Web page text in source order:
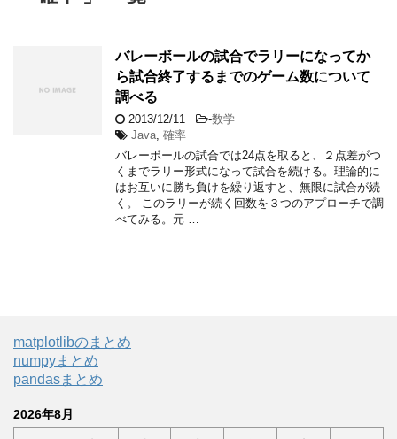
バレーボールの試合でラリーになってか
ら試合終了するまでのゲーム数について
調べる
2013/12/11 -数学
Java 確率
バレーボールの試合では24点を取ると、２点差がつ
くまでラリー形式になって試合を続ける。理論的に
はお互いに勝ち負けを繰り返すと、無限に試合が続
く。 このラリーが続く回数を３つのアプローチで調
べてみる。元 …
matplotlibのまとめ
numpyまとめ
pandasまとめ
2026年8月